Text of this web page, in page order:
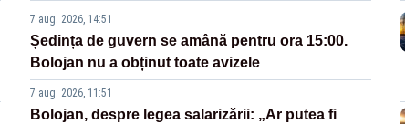
7 aug. 2026, 14:51
Ședința de guvern se amână pentru ora 15:00.
Bolojan nu a obținut toate avizele
7 aug. 2026, 11:51
Bolojan, despre legea salarizării: „Ar putea fi